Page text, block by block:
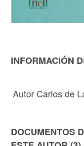
INFORMACIÓN
Autor Carlos de
DOCUMENTOS